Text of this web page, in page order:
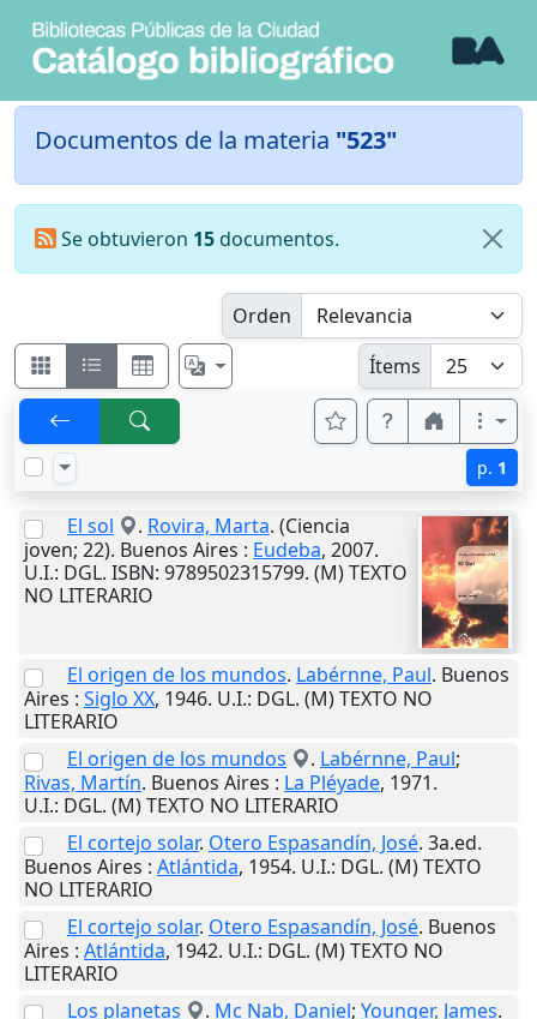
Documentos de la materia "523"
Se obtuvieron 15documentos.
Orden
Ítems
p. 1
El sol . Rovira, Marta. (Ciencia
joven; 22). Buenos Aires : Eudeba, 2007.
U.I.: DGL. ISBN: 9789502315799. (M) TEXTO
NO LITERARIO
El origen de los mundos. Labérnne, Paul. Buenos
Aires : Siglo XX, 1946. U.I.: DGL. (M) TEXTO NO
LITERARIO
El origen de los mundos
. Labérnne, Paul;
Rivas, Martín. Buenos Aires : La Pléyade, 1971.
U.I.: DGL. (M) TEXTO NO LITERARIO
El cortejo solar. Otero Espasandín, José. 3a.ed.
Buenos Aires : Atlántida, 1954. U.I.: DGL. (M) TEXTO
NO LITERARIO
El cortejo solar. Otero Espasandín, José. Buenos
Aires : Atlántida, 1942. U.I.: DGL. (M) TEXTO NO
LITERARIO
Los planetas
. Mc Nab, Daniel; Younger, James.